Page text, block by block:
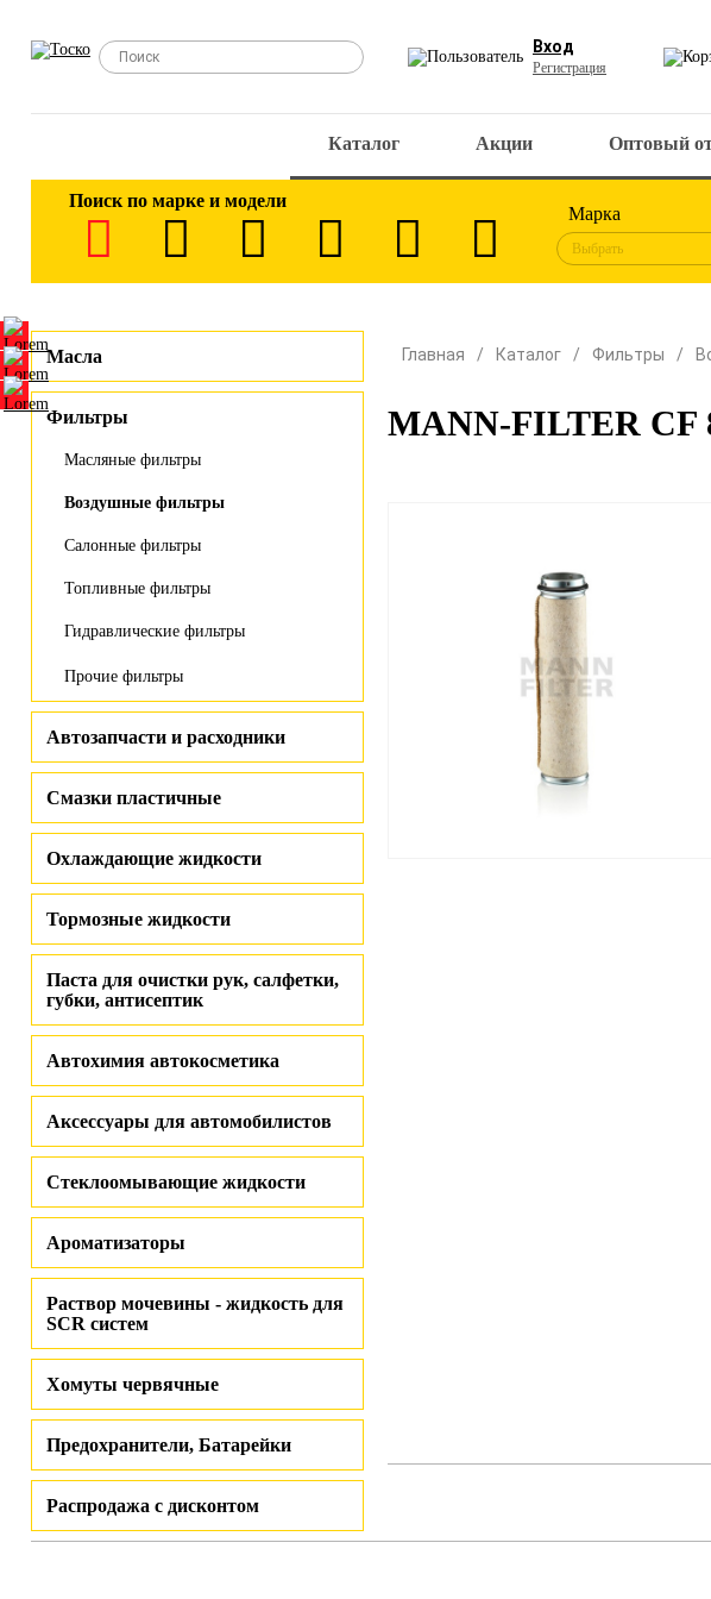
Вход
Регистрация
Каталог Акции Оптовый
Поиск по марке и модели
Марка
Выбрать
Масла
Фильтры
Масляные фильтры
Воздушные фильтры
Салонные фильтры
Топливные фильтры
Гидравлические фильтры
Прочие фильтры
Автозапчасти и расходники
Смазки пластичные
Охлаждающие жидкости
Тормозные жидкости
Паста для очистки рук, салфетки,
губки, антисептик
Автохимия автокосметика
Аксессуары для автомобилистов
Стеклоомывающие жидкости
Ароматизаторы
Раствор мочевины - жидкость для
SCR систем
Хомуты червячные
Предохранители, Батарейки
Распродажа с дисконтом
Главная Каталог Фильтры
MANN-FILTER CF